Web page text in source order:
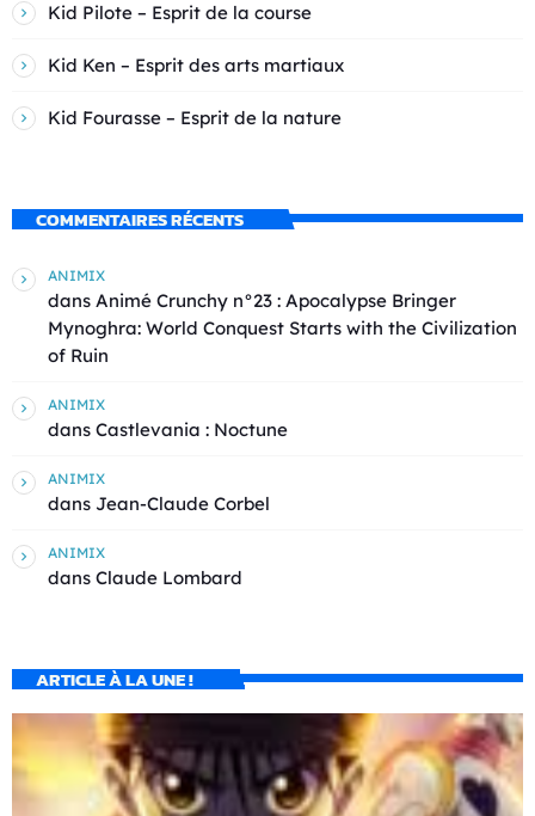
Kid Pilote – Esprit de la course
Kid Ken – Esprit des arts martiaux
Kid Fourasse – Esprit de la nature
COMMENTAIRES RÉCENTS
ANIMIX
dans Animé Crunchy n°23 : Apocalypse Bringer
Mynoghra: World Conquest Starts with the Civilization
of Ruin
ANIMIX
dans Castlevania : Noctune
ANIMIX
dans Jean-Claude Corbel
ANIMIX
dans Claude Lombard
ARTICLE À LA UNE !